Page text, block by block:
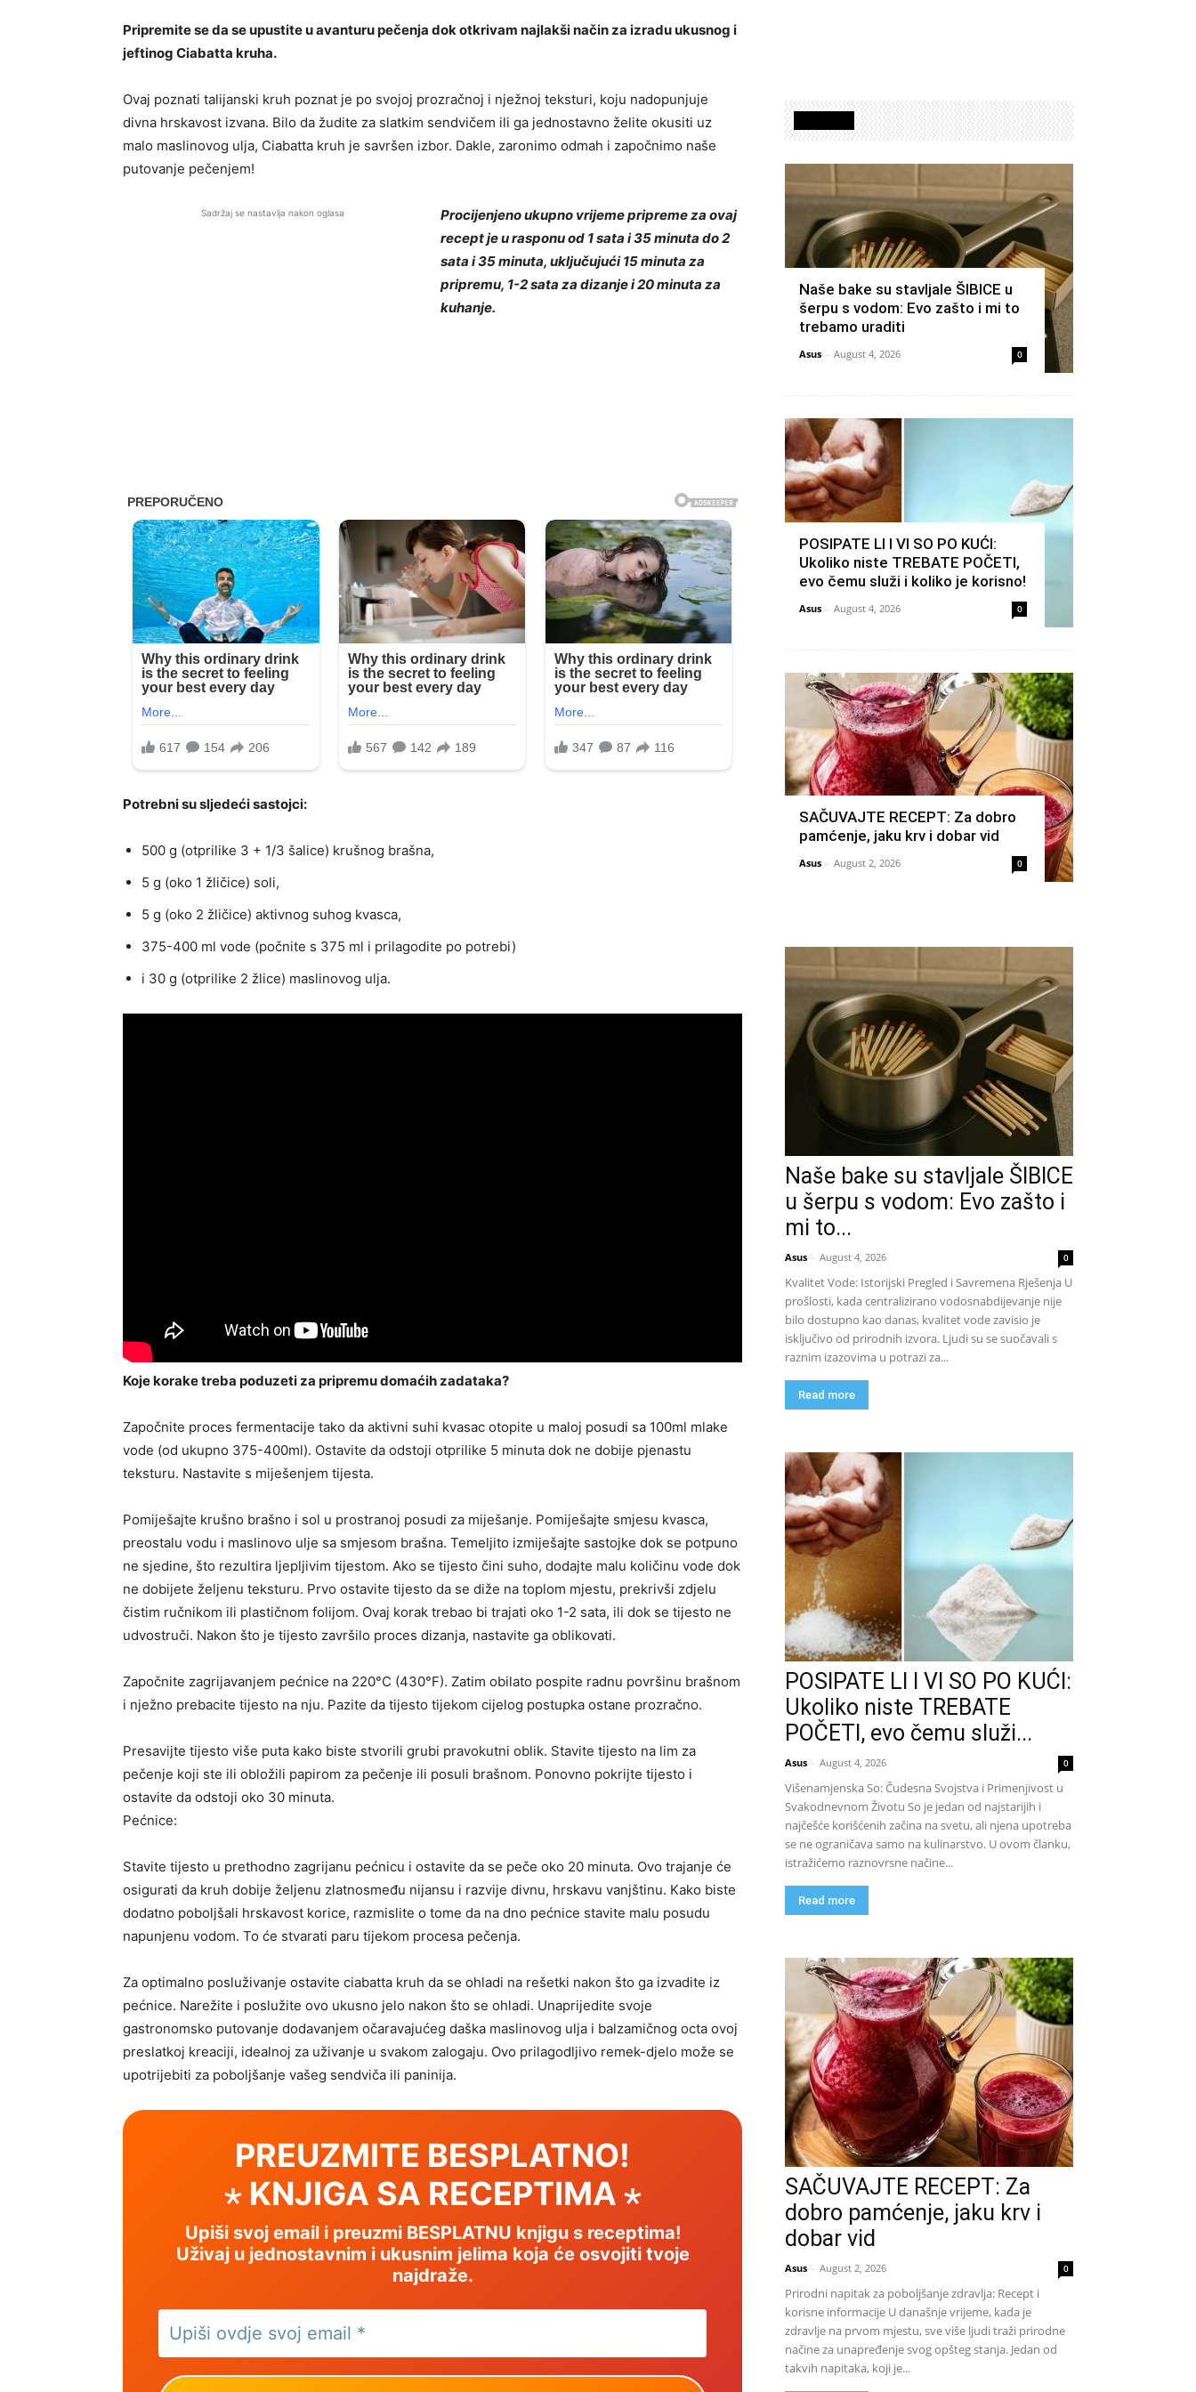
Pripremite se da se upustite u avanturu pečenja dok otkrivam najlakši način za izradu ukusnog i
jeftinog Ciabatta kruha.
Ovaj poznati talijanski kruh poznat je po svojoj prozračnoj i nježnoj teksturi, koju nadopunjuje
divna hrskavost izvana. Bilo da žudite za slatkim sendvičem ili ga jednostavno želite okusiti uz
malo maslinovog ulja, Ciabatta kruh je savršen izbor. Dakle, zaronimo odmah i započnimo naše
putovanje pečenjem!
Sadržaj se nastavlja nakon oglasa
Procijenjeno ukupno vrijeme pripreme za ovaj
recept je u rasponu od 1 sata i 35 minuta do 2
sata i 35 minuta, uključujući 15 minuta za
pripremu, 1-2 sata za dizanje i 20 minuta za
kuhanje.
Potrebni su sljedeći sastojci:
500 g (otprilike 3 + 1/3 šalice) krušnog brašna,
5 g (oko 1 žličice) soli,
5 g (oko 2 žličice) aktivnog suhog kvasca,
375-400 ml vode (počnite s 375 ml i prilagodite po potrebi)
i 30 g (otprilike 2 žlice) maslinovog ulja.
Koje korake treba poduzeti za pripremu domaćih zadataka?
Započnite proces fermentacije tako da aktivni suhi kvasac otopite u maloj posudi sa 100ml mlake
vode (od ukupno 375-400ml). Ostavite da odstoji otprilike 5 minuta dok ne dobije pjenastu
teksturu. Nastavite s miješenjem tijesta.
Pomiješajte krušno brašno i sol u prostranoj posudi za miješanje. Pomiješajte smjesu kvasca,
preostalu vodu i maslinovo ulje sa smjesom brašna. Temeljito izmiješajte sastojke dok se potpuno
ne sjedine, što rezultira ljepljivim tijestom. Ako se tijesto čini suho, dodajte malu količinu vode dok
ne dobijete željenu teksturu. Prvo ostavite tijesto da se diže na toplom mjestu, prekrivši zdjelu
čistim ručnikom ili plastičnom folijom. Ovaj korak trebao bi trajati oko 1-2 sata, ili dok se tijesto ne
udvostruči. Nakon što je tijesto završilo proces dizanja, nastavite ga oblikovati.
Započnite zagrijavanjem pećnice na 220°C (430°F). Zatim obilato pospite radnu površinu brašnom
i nježno prebacite tijesto na nju. Pazite da tijesto tijekom cijelog postupka ostane prozračno.
Presavijte tijesto više puta kako biste stvorili grubi pravokutni oblik. Stavite tijesto na lim za
pečenje koji ste ili obložili papirom za pečenje ili posuli brašnom. Ponovno pokrijte tijesto i
ostavite da odstoji oko 30 minuta.
Pećnice:
Stavite tijesto u prethodno zagrijanu pećnicu i ostavite da se peče oko 20 minuta. Ovo trajanje će
osigurati da kruh dobije željenu zlatnosmeđu nijansu i razvije divnu, hrskavu vanjštinu. Kako biste
dodatno poboljšali hrskavost korice, razmislite o tome da na dno pećnice stavite malu posudu
napunjenu vodom. To će stvarati paru tijekom procesa pečenja.
Za optimalno posluživanje ostavite ciabatta kruh da se ohladi na rešetki nakon što ga izvadite iz
pećnice. Narežite i poslužite ovo ukusno jelo nakon što se ohladi. Unaprijedite svoje
gastronomsko putovanje dodavanjem očaravajućeg daška maslinovog ulja i balzamičnog octa ovoj
preslatkoj kreaciji, idealnoj za uživanje u svakom zalogaju. Ovo prilagodljivo remek-djelo može se
upotrijebiti za poboljšanje vašeg sendviča ili paninija.
PREUZMITE BESPLATNO!
⋆ KNJIGA SA RECEPTIMA ⋆
Upiši svoj email i preuzmi BESPLATNU knjigu s receptima!
Uživaj u jednostavnim i ukusnim jelima koja će osvojiti tvoje
najdraže.
Naše bake su stavljale ŠIBICE u
šerpu s vodom: Evo zašto i mi to
trebamo uraditi
Asus - August 4, 2026 0
POSIPATE LI I VI SO PO KUĆI:
Ukoliko niste TREBATE POČETI,
evo čemu služi i koliko je korisno!
Asus - August 4, 2026 0
SAČUVAJTE RECEPT: Za dobro
pamćenje, jaku krv i dobar vid
Asus - August 2, 2026 0
Naše bake su stavljale ŠIBICE
u šerpu s vodom: Evo zašto i
mi to...
Asus - August 4, 2026 0
Kvalitet Vode: Istorijski Pregled i Savremena Rješenja U
prošlosti, kada centralizirano vodosnabdijevanje nije
bilo dostupno kao danas, kvalitet vode zavisio je
isključivo od prirodnih izvora. Ljudi su se suočavali s
raznim izazovima u potrazi za...
Read more
POSIPATE LI I VI SO PO KUĆI:
Ukoliko niste TREBATE
POČETI, evo čemu služi...
Asus - August 4, 2026 0
Višenamjenska So: Čudesna Svojstva i Primenjivost u
Svakodnevnom Životu So je jedan od najstarijih i
najčešće korišćenih začina na svetu, ali njena upotreba
se ne ograničava samo na kulinarstvo. U ovom članku,
istražićemo raznovrsne načine...
Read more
SAČUVAJTE RECEPT: Za
dobro pamćenje, jaku krv i
dobar vid
Asus - August 2, 2026 0
Prirodni napitak za poboljšanje zdravlja: Recept i
korisne informacije U današnje vrijeme, kada je
zdravlje na prvom mjestu, sve više ljudi traži prirodne
načine za unapređenje svog opšteg stanja. Jedan od
takvih napitaka, koji je...